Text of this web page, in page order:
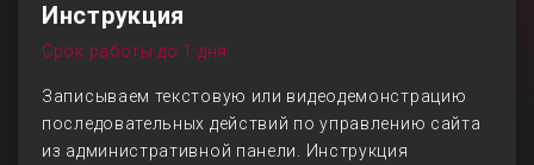
Инструкция
Срок работы до 1 дня
Записываем текстовую или видеодемонстрацию
последовательных действий по управлению сайта
из административной панели. Инструкция